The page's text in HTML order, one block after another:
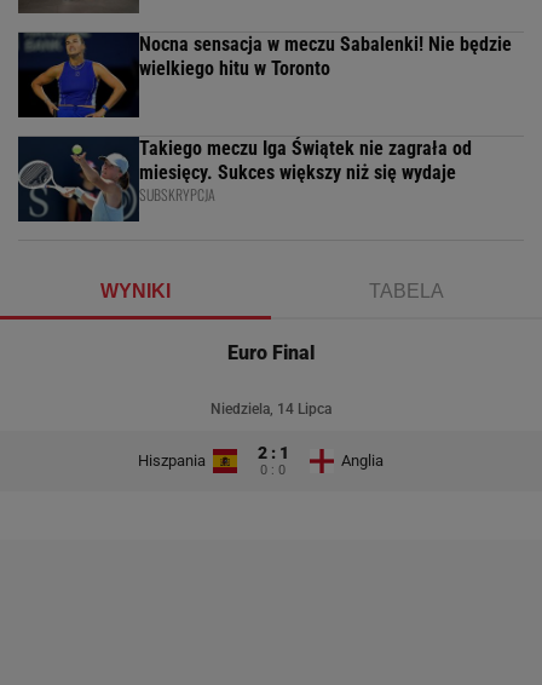
Nocna sensacja w meczu Sabalenki! Nie będzie
wielkiego hitu w Toronto
Takiego meczu Iga Świątek nie zagrała od
miesięcy. Sukces większy niż się wydaje
SUBSKRYPCJA
WYNIKI TABELA
Euro Final
Niedziela, 14 Lipca
Hiszpania 2 : 1
0 : 0
Anglia